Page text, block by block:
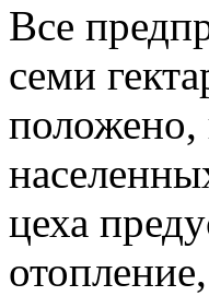
Все
семи
положено,
цеха